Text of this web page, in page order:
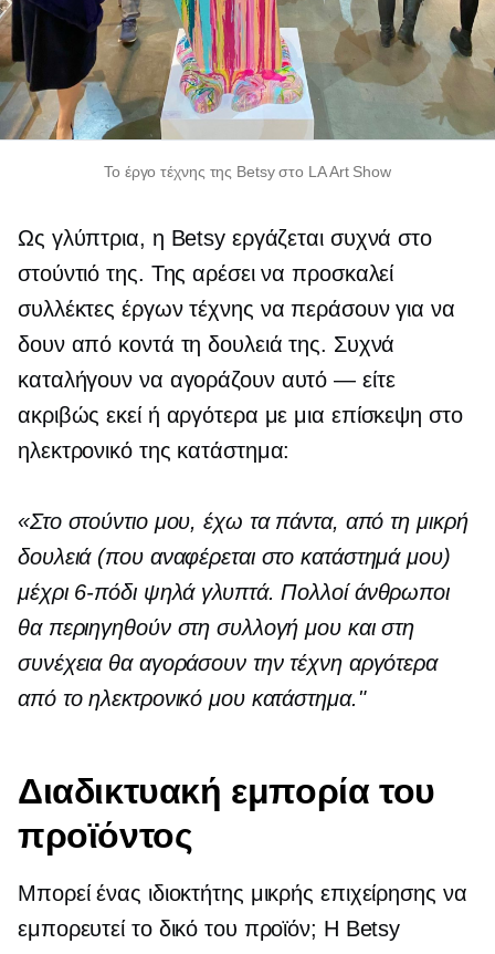
Το έργο τέχνης της Betsy στο LA Art Show
Ως γλύπτρια, η Betsy εργάζεται συχνά στο
στούντιό της. Της αρέσει να προσκαλεί
συλλέκτες έργων τέχνης να περάσουν για να
δουν από κοντά τη δουλειά της. Συχνά
καταλήγουν να αγοράζουν αυτό — είτε
ακριβώς εκεί ή αργότερα με μια επίσκεψη στο
ηλεκτρονικό της κατάστημα:
«Στο στούντιο μου, έχω τα πάντα, από τη μικρή
δουλειά (που αναφέρεται στο κατάστημά μου)
μέχρι 6-πόδιψηλά γλυπτά. Πολλοί άνθρωποι
θα περιηγηθούν στη συλλογή μου και στη
συνέχεια θα αγοράσουν την τέχνη αργότερα
από το ηλεκτρονικό μου κατάστημα."
Διαδικτυακή εμπορία του
προϊόντος
Μπορεί ένας ιδιοκτήτης μικρής επιχείρησης να
εμπορευτεί το δικό του προϊόν; Η Betsy